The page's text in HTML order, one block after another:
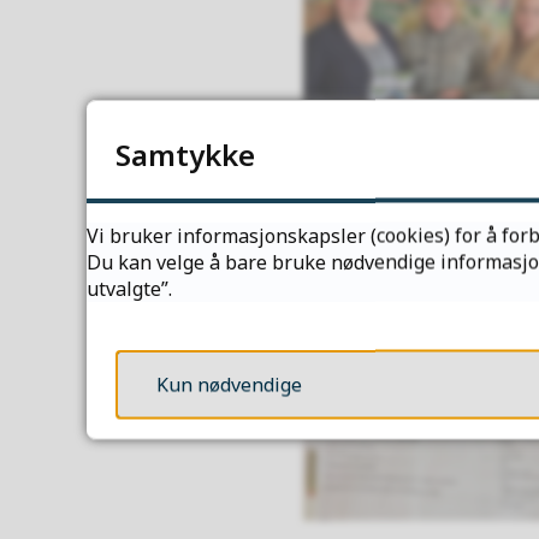
Samtykke
Vi bruker informasjonskapsler (cookies) for å
Du kan velge å bare bruke nødvendige
utvalgte”.
Kun nødvendige